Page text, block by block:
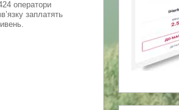
оператори
заплатять